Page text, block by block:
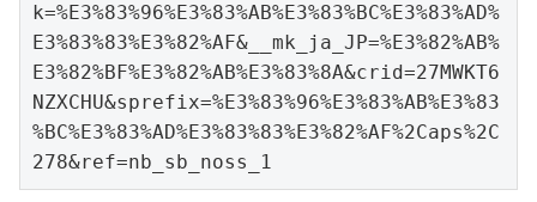
k=%E3%83%96%E3%83%AB%E3%83%BC%E3%83%AD%
E3%83%83%E3%82%AF&__mk_ja_JP=%E3%82%AB%
E3%82%BF%E3%82%AB%E3%83%8A&crid=27MWKT6
NZXCHU&sprefix=%E3%83%96%E3%83%AB%E3%83
%BC%E3%83%AD%E3%83%83%E3%82%AF%2Caps%2C
278&ref=nb_sb_noss_1